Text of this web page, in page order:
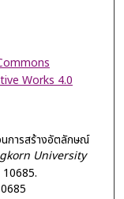
Works 4.0
นการสร้างอัตลักษณ์
University
10685.